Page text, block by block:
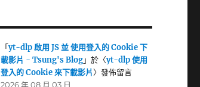
「yt-dlp 啟用 JS 並 使用登入的 Cookie 下
載影片 - Tsung's Blog」於〈yt-dlp 使用
登入的 Cookie 來下載影片〉發佈留言
2026 年 08 月 03 日